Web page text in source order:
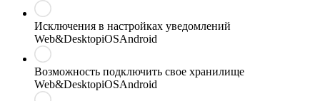
Исключения в настройках уведомлений
Web&DesktopiOSAndroid
Возможность подключить свое хранилище
Web&DesktopiOSAndroid